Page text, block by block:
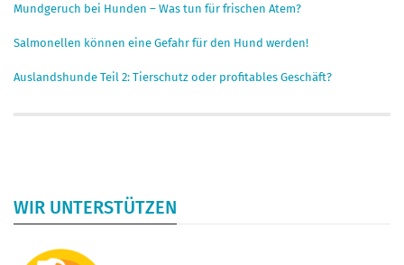
Mundgeruch bei Hunden – Was tun für frischen Atem?
Salmonellen können eine Gefahr für den Hund werden!
Auslandshunde Teil 2: Tierschutz oder profitables Geschäft?
WIR UNTERSTÜTZEN